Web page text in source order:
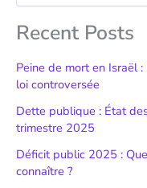
Recent Posts
Peine de mort en Israël
loi controversée
Dette publique : État
trimestre 2025
Déficit public 2025 :
connaître ?